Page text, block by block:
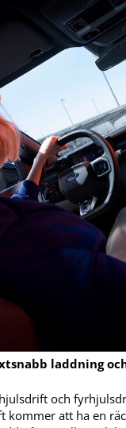
laddning
och
kommer att ha en